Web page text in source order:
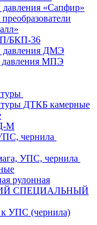
давления «Сапфир»
БКП-36
давления ДМЭ
давления МПЭ
ДТКБ камерные
М
чернила
УПС, чернила
рулонная
СПЕЦИАЛЬНЫЙ
УПС (чернила)